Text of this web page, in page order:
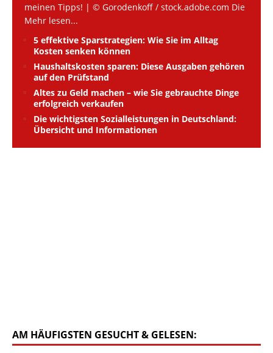
meinen Tipps! | © Gorodenkoff / stock.adobe.com Die
Mehr lesen...
5 effektive Sparstrategien: Wie Sie im Alltag
Kosten senken können
Haushaltskosten sparen: Diese Ausgaben gehören
auf den Prüfstand
Altes zu Geld machen – wie Sie gebrauchte Dinge
erfolgreich verkaufen
Die wichtigsten Sozialleistungen in Deutschland:
Übersicht und Informationen
AM HÄUFIGSTEN GESUCHT & GELESEN: